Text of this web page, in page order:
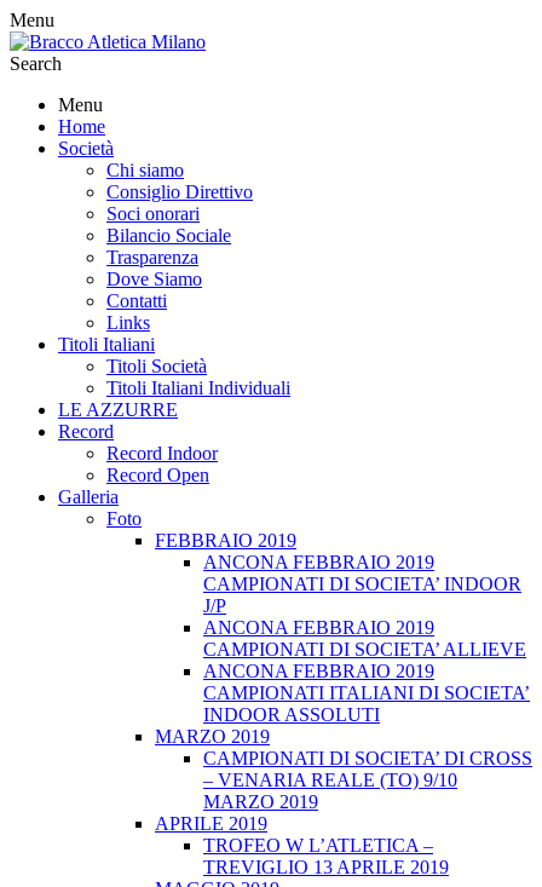
Menu
Search
Menu
Home
Società
Chi siamo
Consiglio Direttivo
Soci onorari
Bilancio Sociale
Trasparenza
Dove Siamo
Contatti
Links
Titoli Italiani
Titoli Società
Titoli Italiani Individuali
LE AZZURRE
Record
Record Indoor
Record Open
Galleria
Foto
FEBBRAIO 2019
ANCONA FEBBRAIO 2019
CAMPIONATI DI SOCIETA’ INDOOR
J/P
ANCONA FEBBRAIO 2019
CAMPIONATI DI SOCIETA’ ALLIEVE
ANCONA FEBBRAIO 2019
CAMPIONATI ITALIANI DI SOCIETA’
INDOOR ASSOLUTI
MARZO 2019
CAMPIONATI DI SOCIETA’ DI CROSS
– VENARIA REALE (TO) 9/10
MARZO 2019
APRILE 2019
TROFEO W L’ATLETICA –
TREVIGLIO 13 APRILE 2019